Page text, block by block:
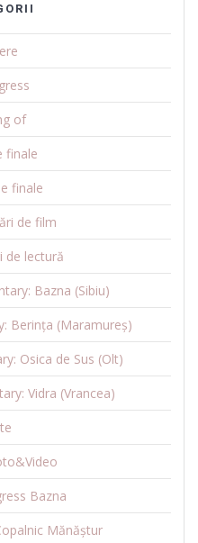
of
finale
finale
de film
de lectură
Bazna (Sibiu)
Berința (Maramureș)
Osica de Sus (Olt)
Vidra (Vrancea)
Bazna
Mănăștur